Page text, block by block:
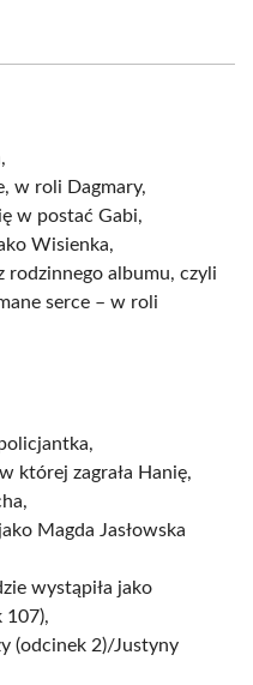
w roli Dagmary,
w postać Gabi,
Wisienka,
rodzinnego albumu, czyli
serce – w roli
której zagrała Hanię,
Magda Jasłowska
wystąpiła jako
107),
(odcinek 2)/Justyny